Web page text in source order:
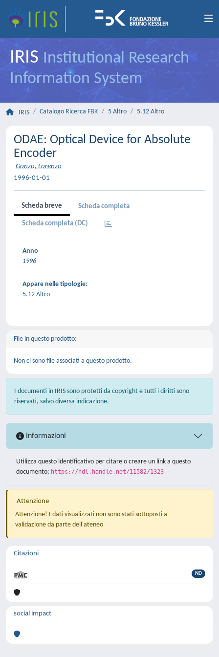
IRIS Institutional Research
Information System
IRIS Catalogo Ricerca FBK 5 Altro 5.12 Altro
ODAE: Optical Device for Absolute
Encoder
Gonzo, Lorenzo
1996-01-01
Scheda breve Scheda completa
Scheda completa (DC)
Anno
1996
Appare nelle tipologie:
5.12 Altro
File in questo prodotto:
Non ci sono file associati a questo prodotto.
I documenti in IRIS sono protetti da copyright e tutti i diritti sono
riservati, salvo diversa indicazione.
Informazioni
Utilizza questo identificativo per citare o creare un link a questo
documento: https://hdl.handle.net/11582/1323
Attenzione
Attenzione! I dati visualizzati non sono stati sottoposti a
validazione da parte dell'ateneo
Citazioni
ND
social impact